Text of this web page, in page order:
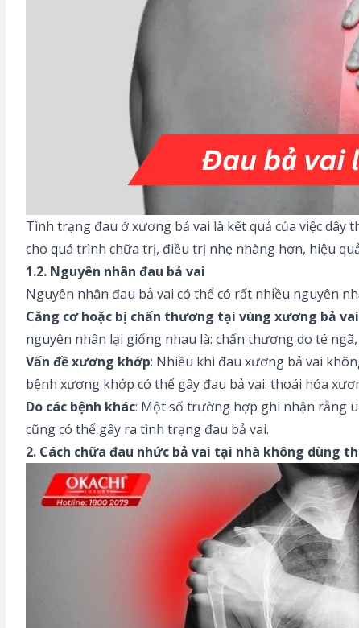
Tình trạng đau ở xương bả vai là kết quả của việc dây
cho quá trình chữa trị, điều trị nhẹ nhàng hơn, hiệu
1.2. Nguyên nhân đau bả vai
Nguyên nhân đau bả vai có thể có rất nhiều nguyên
Căng cơ hoặc bị chấn thương tại vùng xương bả vai
nguyên nhân lại giống nhau là: chấn thương do té
Vấn đề xương khớp: Nhiều khi đau xương bả vai
bệnh xương khớp có thể gây đau bả vai: thoái hóa
Do các bệnh khác: Một số trường hợp ghi nhận rằng
cũng có thể gây ra tình trạng đau bả vai.
2. Cách chữa đau nhức bả vai tại nhà không dùng